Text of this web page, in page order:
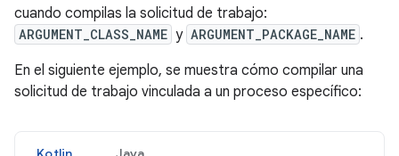
cuando compilas la solicitud de trabajo:
ARGUMENT_CLASS_NAME y ARGUMENT_PACKAGE_NAME .
En el siguiente ejemplo, se muestra cómo compilar una
solicitud de trabajo vinculada a un proceso específico: